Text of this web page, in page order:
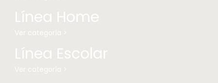
Línea Home
Ver categoría >
Línea Escolar
Ver categoría >